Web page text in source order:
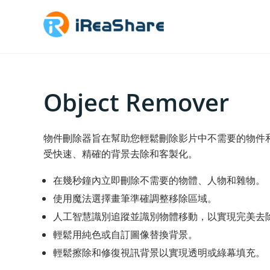
Object Remover
物件刪除器旨在幫助您輕鬆刪除影片中不需要的物
受快速、精確的背景去除和客製化。
在幾秒鐘內立即刪除不需要的物體、人物和雜物。
使用魔法選擇畫筆準確調整移除區域。
人工智慧識別追蹤並識別物體移動，以實現完美去
輕鬆用純色或自訂圖像替換背景。
輕鬆擦除和修復視訊背景以實現透明或綠幕填充。